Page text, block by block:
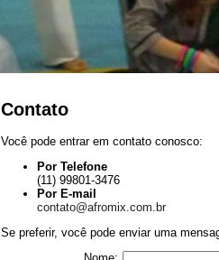
Contato
Você pode entrar em contato conosco:
Por Telefone
(11) 99801-3476
Por E-mail
contato@afromix.com.br
Se preferir, você pode enviar uma